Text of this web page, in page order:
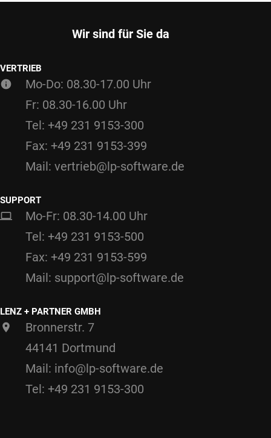
Wir sind für Sie da
VERTRIEB
Mo-Do: 08.30-17.00 Uhr
Fr: 08.30-16.00 Uhr
Tel: +49 231 9153-300
Fax: +49 231 9153-399
Mail: vertrieb@lp-software.de
SUPPORT
Mo-Fr: 08.30-14.00 Uhr
Tel: +49 231 9153-500
Fax: +49 231 9153-599
Mail: support@lp-software.de
LENZ + PARTNER GMBH
Bronnerstr. 7
44141 Dortmund
Mail: info@lp-software.de
Tel: +49 231 9153-300